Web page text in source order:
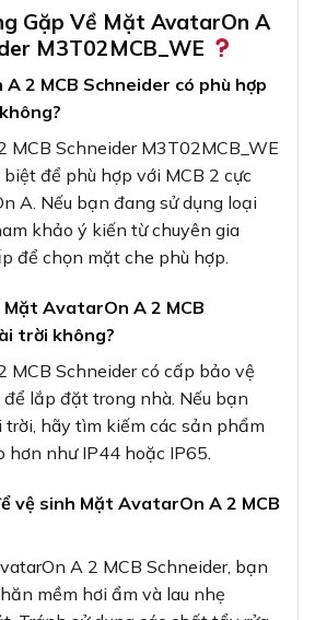
Gặp Về Mặt AvatarOn A
M3T02MCB_WE
2 MCB Schneider có phù hợp
MCB Schneider M3T02MCB_WE
để phù hợp với MCB 2 cực
A. Nếu bạn đang sử dụng loại
khảo ý kiến từ chuyên gia
để chọn mặt che phù hợp.
AvatarOn A 2 MCB
trời không?
MCB Schneider có cấp bảo vệ
lắp đặt trong nhà. Nếu bạn
hãy tìm kiếm các sản phẩm
hơn như IP44 hoặc IP65.
vệ sinh Mặt AvatarOn A 2 MCB
A 2 MCB Schneider, bạn
mềm hơi ẩm và lau nhẹ